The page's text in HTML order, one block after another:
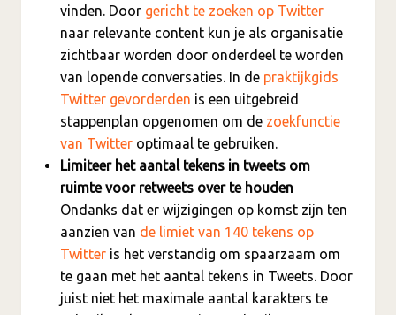
vinden. Door gericht te zoeken op Twitter
naar relevante content kun je als organisatie
zichtbaar worden door onderdeel te worden
van lopende conversaties. In de praktijkgids
Twitter gevorderden is een uitgebreid
stappenplan opgenomen om de zoekfunctie
van Twitter optimaal te gebruiken.
Limiteer het aantal tekens in tweets om
ruimte voor retweets over te houden
Ondanks dat er wijzigingen op komst zijn ten
aanzien van de limiet van 140 tekens op
Twitter is het verstandig om spaarzaam om
te gaan met het aantal tekens in Tweets. Door
juist niet het maximale aantal karakters te